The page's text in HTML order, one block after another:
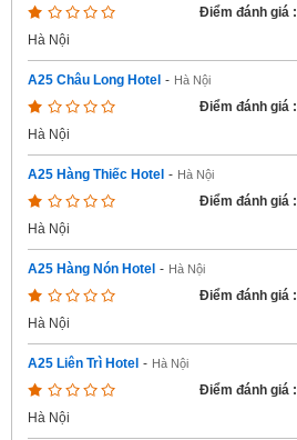
Điểm đánh giá :
Hà Nội
A25 Châu Long Hotel - Hà Nội
Điểm đánh giá :
Hà Nội
A25 Hàng Thiếc Hotel - Hà Nội
Điểm đánh giá :
Hà Nội
A25 Hàng Nón Hotel - Hà Nội
Điểm đánh giá :
Hà Nội
A25 Liên Trì Hotel - Hà Nội
Điểm đánh giá :
Hà Nội